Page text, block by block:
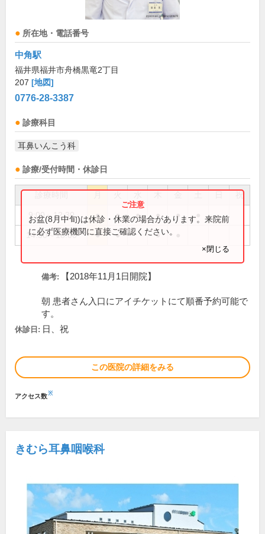
所在地・電話番号
中角駅
福井県福井市舟橋黒竜2丁目
207 [地図]
0776-28-3387
診療科目
耳鼻いんこう科
診療/受付時間・休診日
祝
9:00～12:30 ● ● ● ● ●
14:30～18:00 ● ● ●
お盆(8月中旬)は休診・休業の場合があります。来院前
に必ず医療機関に直接ご確認ください。
×閉じる
備考: 【2018年11月1日開院】
朝 患者さん入口にアイチケットにて順番予約可能で
す。
休診日: 日、祝
この医院の詳細をみる
アクセス数※
きむら耳鼻咽喉科